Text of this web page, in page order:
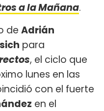
a la Mañana.
de Adrián
para
, el ciclo que
lunes en las
con el fuerte
en el